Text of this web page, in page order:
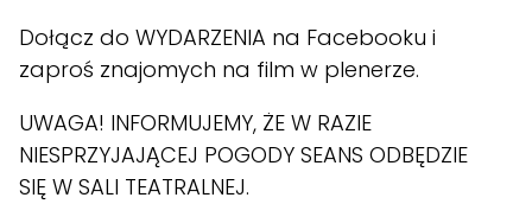
Dołącz do WYDARZENIA na Facebooku i
zaproś znajomych na film w plenerze.
UWAGA! INFORMUJEMY, ŻE W RAZIE
NIESPRZYJAJĄCEJ POGODY SEANS ODBĘDZIE
SIĘ W SALI TEATRALNEJ.